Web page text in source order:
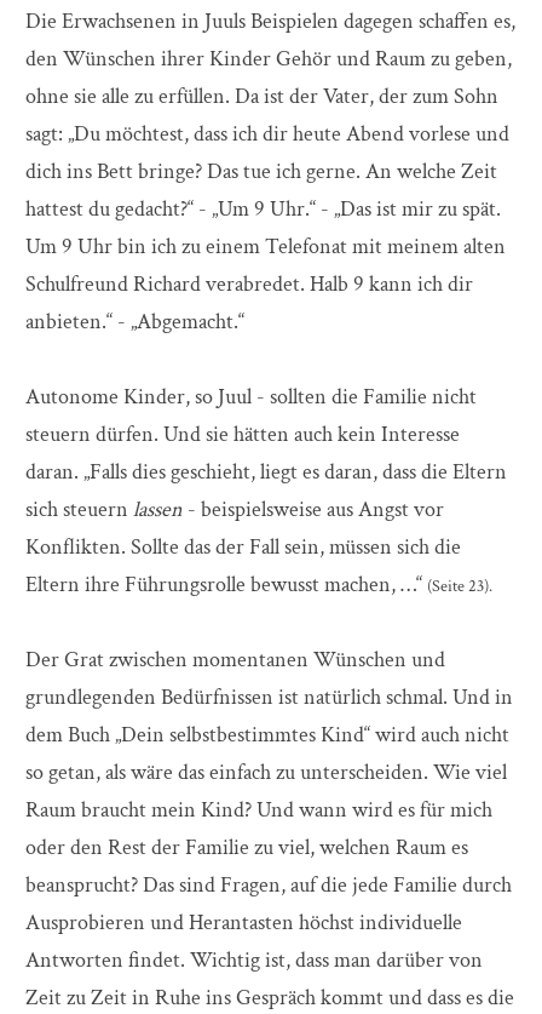
Die Erwachsenen in Juuls Beispielen dagegen schaffen es,
den Wünschen ihrer Kinder Gehör und Raum zu geben,
ohne sie alle zu erfüllen. Da ist der Vater, der zum Sohn
sagt: „Du möchtest, dass ich dir heute Abend vorlese und
dich ins Bett bringe? Das tue ich gerne. An welche Zeit
hattest du gedacht?“ - „Um 9 Uhr.“ - „Das ist mir zu spät.
Um 9 Uhr bin ich zu einem Telefonat mit meinem alten
Schulfreund Richard verabredet. Halb 9 kann ich dir
anbieten.“ - „Abgemacht.“
Autonome Kinder, so Juul - sollten die Familie nicht
steuern dürfen. Und sie hätten auch kein Interesse
daran. „Falls dies geschieht, liegt es daran, dass die Eltern
sich steuern lassen - beispielsweise aus Angst vor
Konflikten. Sollte das der Fall sein, müssen sich die
Eltern ihre Führungsrolle bewusst machen, …“ (Seite 23).
Der Grat zwischen momentanen Wünschen und
grundlegenden Bedürfnissen ist natürlich schmal. Und in
dem Buch „Dein selbstbestimmtes Kind“ wird auch nicht
so getan, als wäre das einfach zu unterscheiden. Wie viel
Raum braucht mein Kind? Und wann wird es für mich
oder den Rest der Familie zu viel, welchen Raum es
beansprucht? Das sind Fragen, auf die jede Familie durch
Ausprobieren und Herantasten höchst individuelle
Antworten findet. Wichtig ist, dass man darüber von
Zeit zu Zeit in Ruhe ins Gespräch kommt und dass es die